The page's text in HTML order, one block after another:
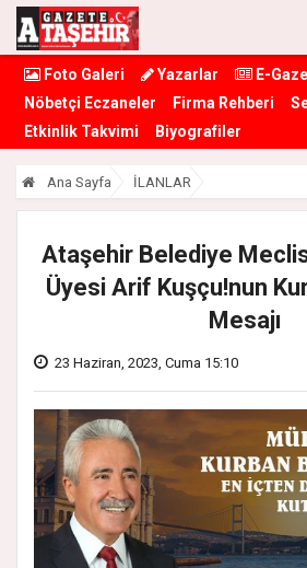
Foto Galeri Yazarlar E-
Nöbetçi Eczaneler
Firma Rehberi
Etkinlik Takvimi
Biyografiler
Ana Sayfa İLANLAR
Ataşehir Belediye
Üyesi Arif Kuşçu!nun
Mesajı
23 Haziran, 2023, Cuma 15:10